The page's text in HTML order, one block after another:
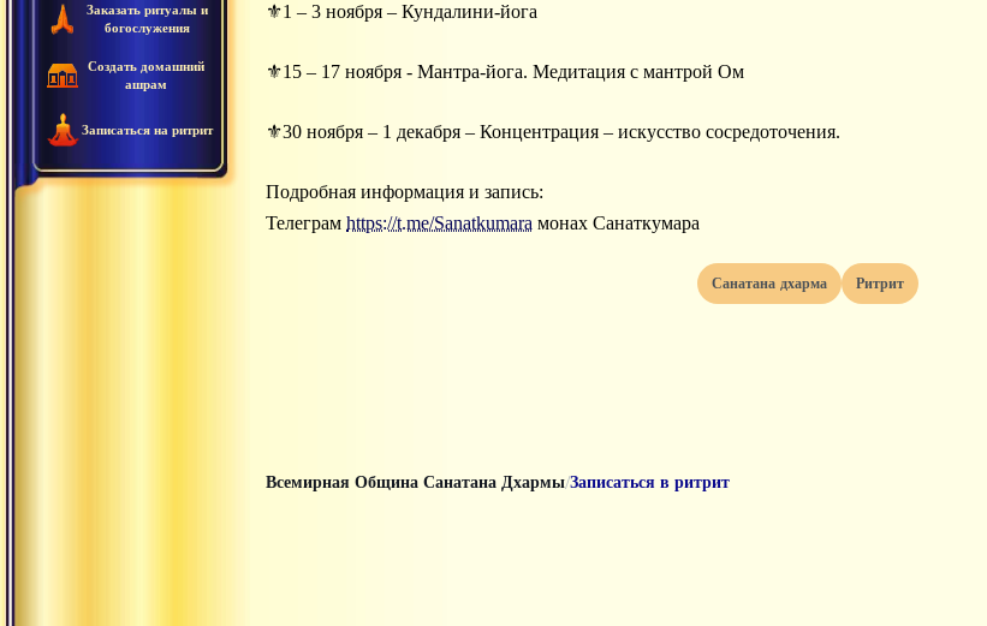
Заказать ритуалы и
богослужения
Создать домашний
ашрам
Записаться на ритрит
⚜1 – 3 ноября – Кундалини-йога
⚜15 – 17 ноября - Мантра-йога. Медитация с мантрой Ом
⚜30 ноября – 1 декабря – Концентрация – искусство сосредоточения.
Подробная информация и запись:
Телеграм https://t.me/Sanatkumara монах Санаткумара
Санатана дхарма Ритрит
Всемирная Община Санатана Дхармы/Записаться в ритрит